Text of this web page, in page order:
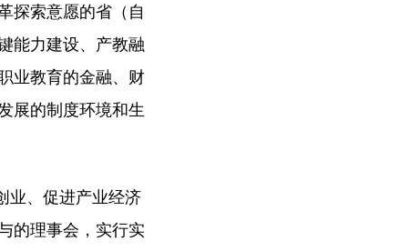
探索意愿的省（自
能力建设、产教融
业教育的金融、财
展的制度环境和生
业、促进产业经济
的理事会，实行实